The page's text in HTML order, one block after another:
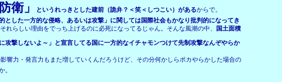
衛」 というれっきとした建前（詭弁？＜笑＜しつこい）があるからで。
とした一方的な侵略、あるいは攻撃」に関しては国際社会もかなり批判的になってき
らしい理由をでっち上げるのに必死になってるじゃん。そんな風潮の中、 国土面積
攻撃しないよ～」と宣言してる国に一方的なイチャモンつけて先制攻撃なんぞやらか
響力・発言力もまた増していくんだろうけど、その分何かしらポカやらかした場合の
。